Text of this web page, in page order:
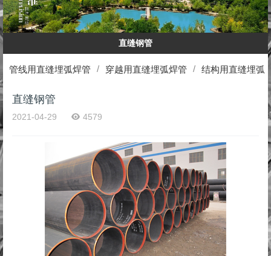
i
g
t
i
o
直缝钢管
管线用直缝埋弧焊管 穿越用直缝埋弧焊管 结构用直缝埋弧
直缝钢管
2021-04-29 4579